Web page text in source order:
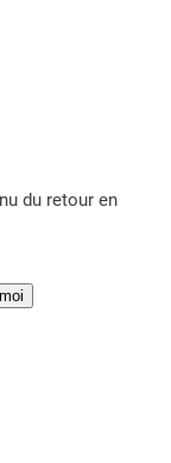
du retour en